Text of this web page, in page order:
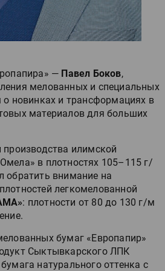
— Павел Боков,
мелованных и специальных
о новинках и трансформациях в
материалов для больших
производства илимской
в плотностях 105–115 г/
обратить внимание на
легкомелованной
: плотности от 80 до 130 г/м
бумаг «Европапир»
Сыктывкарского ЛПК
натурального оттенка с